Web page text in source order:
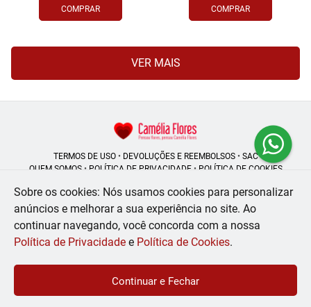
COMPRAR COMPRAR
VER MAIS
TERMOS DE USO• DEVOLUÇÕES E REEMBOLSOS• SAC
QUEM SOMOS• POLÍTICA DE PRIVACIDADE• POLÍTICA DE COOKIES
Camélia Flores | CNPJ: 08.250.956/0001-53
Rua do Rosário - 164, Centro - Rio de Janeiro - RJ - 20041-002
© 2024-2026 - Todos os direitos reservados - Desenvolvido por
Sobre os cookies: Nós usamos cookies para personalizar
anúncios e melhorar a sua experiência no site. Ao
continuar navegando, você concorda com a nossa
Política de Privacidade e Política de Cookies.
Continuar e Fechar